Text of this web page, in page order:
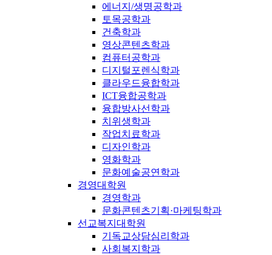
에너지/생명공학과
토목공학과
건축학과
영상콘텐츠학과
컴퓨터공학과
디지털포렌식학과
클라우드융합학과
ICT융합공학과
융합방사선학과
치위생학과
작업치료학과
디자인학과
영화학과
문화예술공연학과
경영대학원
경영학과
문화콘텐츠기획·마케팅학과
선교복지대학원
기독교상담심리학과
사회복지학과